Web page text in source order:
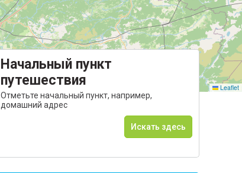
Leaflet
Начальный пункт
путешествия
Отметьте начальный пункт, например,
домашний адрес
Искать здесь